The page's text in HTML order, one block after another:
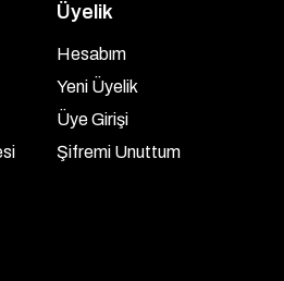
Üyelik
Hesabım
Yeni Üyelik
Üye Girişi
Şifremi Unuttum